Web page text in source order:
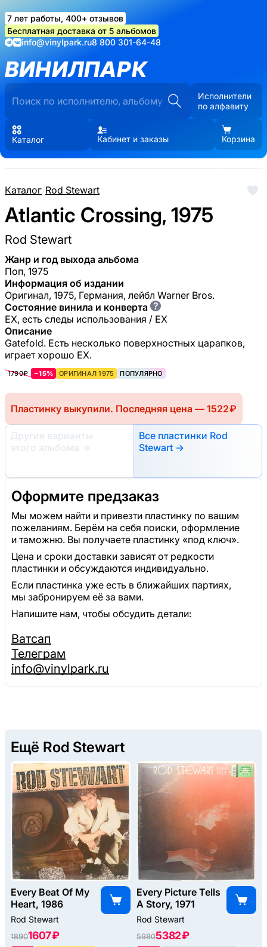
7 лет работы, 400+ отзывов
Бесплатная доставка от 5 альбомов
info@vinylpark.ru8 800 301-64-48
ВИНИЛПАРК
Исполнители
по алфавиту
Каталог Кабинет и заказы Корзина
Каталог/Rod Stewart
Atlantic Crossing, 1975
Rod Stewart
Жанр и год выхода альбома
Поп, 1975
Информация об издании
Оригинал, 1975, Германия, лейбл Warner Bros.
Состояние винила и конверта ?
EX, есть следы использования / EX
Описание
Gatefold. Есть несколько поверхностных царапков,
играет хорошо ЕХ.
1790₽ −15% ОРИГИНАЛ 1975 ПОПУЛЯРНО
Пластинку выкупили. Последняя цена — 1522 ₽
Другие варианты
этого альбома
→
Все пластинки Rod
Stewart →
Оформите предзаказ
Мы можем найти и привезти пластинку по вашим
пожеланиям. Берём на себя поиски, оформление
и таможню. Вы получаете пластинку «под ключ».
Цена и сроки доставки зависят от редкости
пластинки и обсуждаются индивидуально.
Если пластинка уже есть в ближайших партиях,
мы забронируем её за вами.
Напишите нам, чтобы обсудить детали:
Ватсап
Телеграм
info@vinylpark.ru
Ещё Rod Stewart
Every Beat Of My
Heart, 1986
Rod Stewart
18901607 ₽
Every Picture Tells
A Story, 1971
Rod Stewart
59805382 ₽